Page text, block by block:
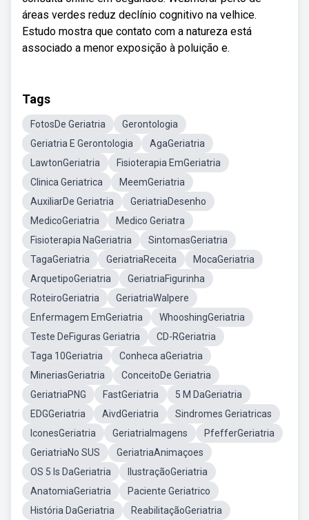
áreas verdes reduz declínio cognitivo na velhice.
Estudo mostra que contato com a natureza está
associado a menor exposição à poluição e.
Tags
FotosDe Geriatria
Gerontologia
Geriatria E Gerontologia
AgaGeriatria
LawtonGeriatria
Fisioterapia EmGeriatria
Clinica Geriatrica
MeemGeriatria
AuxiliarDe Geriatria
GeriatriaDesenho
MedicoGeriatria
Medico Geriatra
Fisioterapia NaGeriatria
SintomasGeriatria
TagaGeriatria
GeriatriaReceita
MocaGeriatria
ArquetipoGeriatria
GeriatriaFigurinha
RoteiroGeriatria
GeriatriaWalpere
Enfermagem EmGeriatria
WhooshingGeriatria
Teste DeFiguras Geriatria
CD-RGeriatria
Taga 10Geriatria
Conheca aGeriatria
MineriasGeriatria
ConceitoDe Geriatria
GeriatriaPNG
FastGeriatria
5 M DaGeriatria
EDGGeriatria
AivdGeriatria
Sindromes Geriatricas
IconesGeriatria
GeriatriaImagens
PfefferGeriatria
GeriatriaNo SUS
GeriatriaAnimaçoes
OS 5 Is DaGeriatria
IlustraçãoGeriatria
AnatomiaGeriatria
Paciente Geriatrico
História DaGeriatria
ReabilitaçãoGeriatria